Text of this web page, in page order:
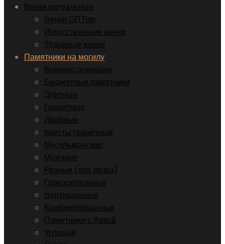
Венки ритуальные
Венки ОПТом
Искусственные венки
Траурные венки
Памятники на могилу
Военнослужащим
Бюджетные памятники
Элитные
Гранитные
Двойные
Кресты гранитные
Мусульманские
Мужчине
Резные (худ. резка)
Горизонтальные
Вертикальные
Комбинированные
Памятники с Аркой
Угловые